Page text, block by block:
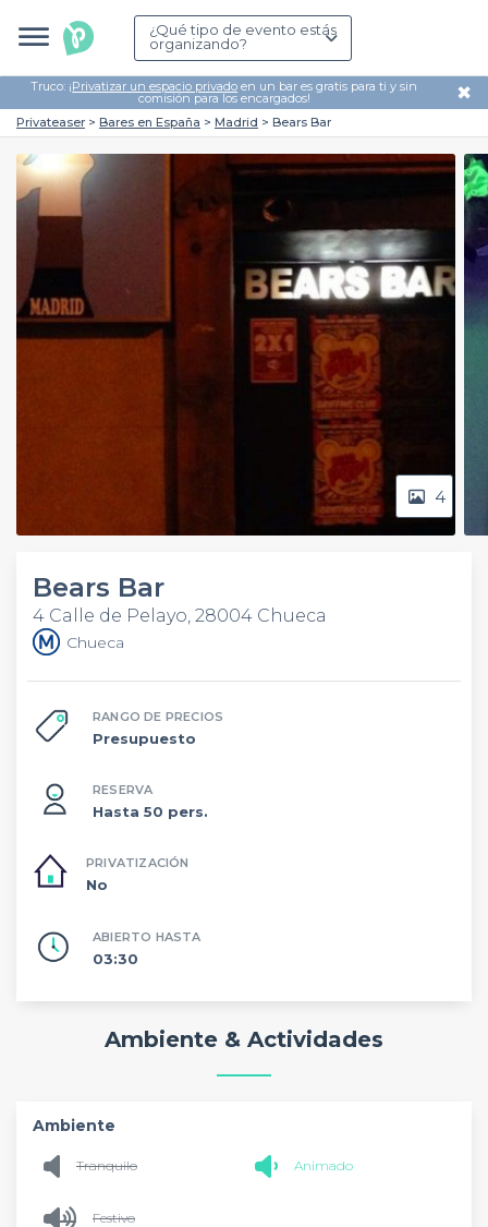
¿Qué tipo de evento estás
organizando?
Truco: ¡Privatizar un espacio privado en un bar es gratis para ti y sin
comisión para los encargados! ✖
Privateaser Bares en España Madrid Bears Bar
4
Bears Bar
4 Calle de Pelayo, 28004 Chueca
Chueca
RANGO DE PRECIOS
Presupuesto
RESERVA
Hasta 50 pers.
PRIVATIZACIÓN
No
ABIERTO HASTA
03:30
Ambiente & Actividades
Ambiente
Tranquilo Animado
Festivo